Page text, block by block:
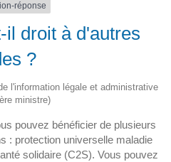
réponse
il droit à d'autres
?
l'information légale et administrative
ministre)
pouvez bénéficier de plusieurs
: protection universelle maladie
solidaire (C2S). Vous pouvez